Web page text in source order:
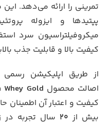
تمرینی را ارائه می‌دهد.
پپتیدها و ایزوله
میکروفیلتراسیون سرد
کیفیت بالا و قابلیت جذب
از طریق اپلیکیشن رسمی
اصالت محصول Gold
کیفیت و اعتبار آن
بیش از 20 سال تجربه در